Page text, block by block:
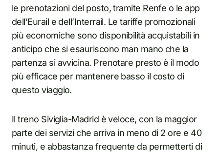
le prenotazioni del posto, tramite Renfe o le app
dell’Eurail e dell’Interrail. Le tariffe promozionali
più economiche sono disponibilità acquistabili in
anticipo che si esauriscono man mano che la
partenza si avvicina. Prenotare presto è il modo
più efficace per mantenere basso il costo di
questo viaggio.
Il treno Siviglia-Madrid è veloce, con la maggior
parte dei servizi che arriva in meno di 2 ore e 40
minuti, e abbastanza frequente da permetterti di